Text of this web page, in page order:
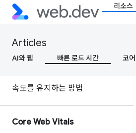
리소스
Articles
AI와 웹 빠른 로드 시간 코
속도가 왜 중요할까요?
속도란 무엇인가요?
속도 측정 방법
속도를 유지하는 방법
Core Web Vitals